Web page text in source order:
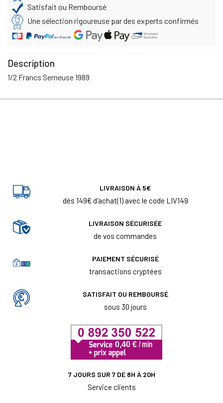
Satisfait ou Remboursé
Une sélection rigoureuse par des experts confirmés
Description
1/2 Francs Semeuse 1989
LIVRAISON À 5€
dès 149€ d'achat(1) avec le code LIV149
LIVRAISON SÉCURISÉE
de vos commandes
PAIEMENT SÉCURISÉ
transactions cryptées
SATISFAIT OU REMBOURSÉ
sous 30 jours
7 JOURS SUR 7 DE 8H À 20H
Service clients